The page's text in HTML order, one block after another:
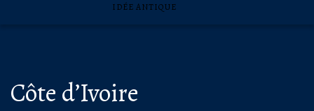
IDÉE ANTIQUE
Côte d’Ivoire